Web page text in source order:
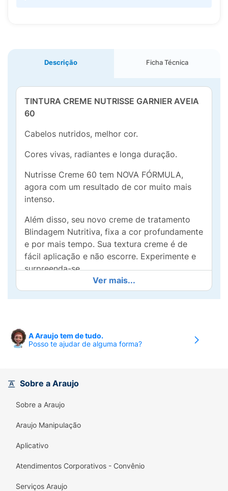
Descrição Ficha Técnica
TINTURA CREME NUTRISSE GARNIER AVEIA
60
Cabelos nutridos, melhor cor.
Cores vivas, radiantes e longa duração.
Nutrisse Creme 60 tem NOVA FÓRMULA,
agora com um resultado de cor muito mais
intenso.
Além disso, seu novo creme de tratamento
Blindagem Nutritiva, fixa a cor profundamente
e por mais tempo. Sua textura creme é de
fácil aplicação e não escorre. Experimente e
surpreenda-se.
100% cobertura dos fios brancos.
profunda e vibrante por mais tempo.• 100%
de cobertura dos fios brancos.• Cabelos
Esta embalagem contém:
revelador 67,5ml.• 1 Tubo de máscara
colorante 45g.• 1 Cápsula de concentrada
blindagem 20 ml.• 1 Par de luvas e 1 folheto
explicativo
Ver mais...
A Araujo tem de tudo.
Posso te ajudar de alguma forma?
Sobre a Araujo
Sobre a Araujo
Araujo Manipulação
Aplicativo
Atendimentos Corporativos - Convênio
Serviços Araujo